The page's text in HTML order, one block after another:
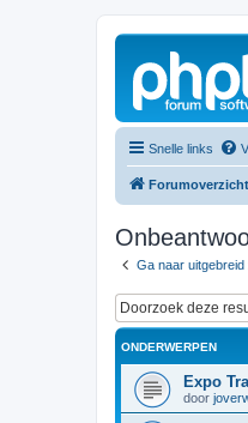
Snelle links
Forumoverzicht
Ga naar
ONDERWERPEN
Expo
door